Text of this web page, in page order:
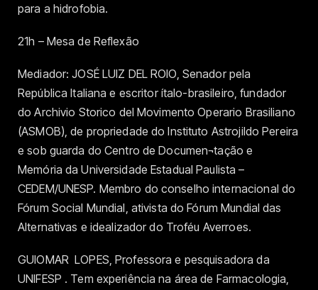
para a hidrofobia.
21h – Mesa de Reflexão
Mediador: JOSÉ LUIZ DEL ROIO, Senador pela
República Italiana e escritor ítalo-brasileiro, fundador
do Archivio Storico del Movimento Operario Brasiliano
(ASMOB), de propriedade do Instituto Astrojildo Pereira
e sob guarda do Centro de Documen¬tação e
Memória da Universidade Estadual Paulista –
CEDEM/UNESP. Membro do conselho internacional do
Fórum Social Mundial, ativista do Fórum Mundial das
Alternativas e idealizador do Troféu Averroes.
GUIOMAR LOPES, Professora e pesquisadora da
UNIFESP . Tem experiência na área de Farmacologia,